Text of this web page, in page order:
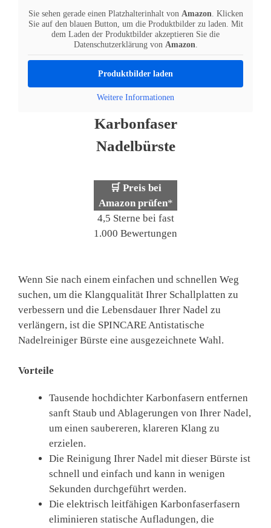
Sie sehen gerade einen Platzhalterinhalt von Amazon. Klicken
Sie auf den blauen Button, um die Produktbilder zu laden. Mit
dem Laden der Produktbilder akzeptieren Sie die
Datenschutzerklärung von Amazon.
Produktbilder laden
Weitere Informationen
Karbonfaser
Nadelbürste
🛒 Preis bei
Amazon prüfen*
4,5 Sterne bei fast
1.000 Bewertungen
Wenn Sie nach einem einfachen und schnellen Weg
suchen, um die Klangqualität Ihrer Schallplatten zu
verbessern und die Lebensdauer Ihrer Nadel zu
verlängern, ist die SPINCARE Antistatische
Nadelreiniger Bürste eine ausgezeichnete Wahl.
Vorteile
Tausende hochdichter Karbonfasern entfernen
sanft Staub und Ablagerungen von Ihrer Nadel,
um einen saubereren, klareren Klang zu
erzielen.
Die Reinigung Ihrer Nadel mit dieser Bürste ist
schnell und einfach und kann in wenigen
Sekunden durchgeführt werden.
Die elektrisch leitfähigen Karbonfaserfasern
eliminieren statische Aufladungen, die